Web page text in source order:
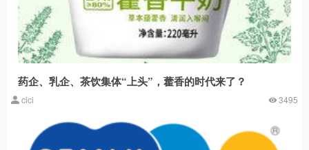
药企、乳企、茶饮集体“上头”，藿香的时代来了？
cici 3495